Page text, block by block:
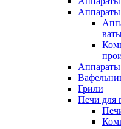
Аппараты
Грили
Печи для